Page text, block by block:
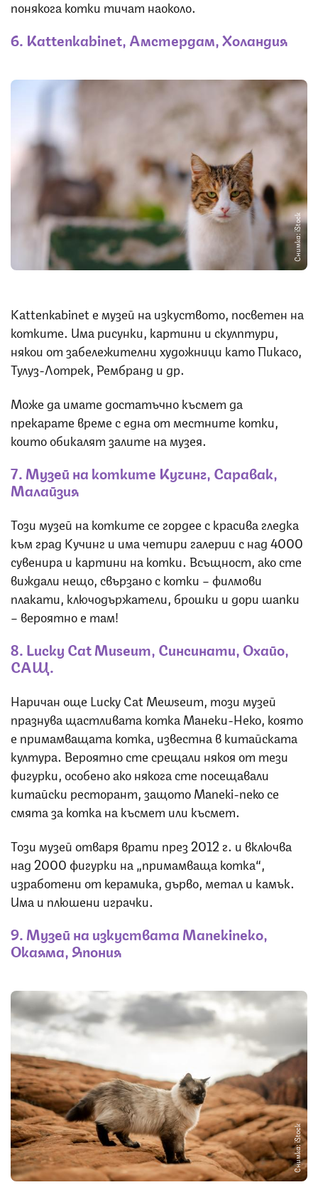
понякога котки тичат наоколо.
6. Kattenkabinet, Амстердам, Холандия
Снимка: iStock
Kattenkabinet е музей на изкуството, посветен на
котките. Има рисунки, картини и скулптури,
някои от забележителни художници като Пикасо,
Тулуз-Лотрек, Рембранд и др.
Може да имате достатъчно късмет да
прекарате време с една от местните котки,
които обикалят залите на музея.
7. Музей на котките Кучинг, Саравак,
Малайзия
Този музей на котките се гордее с красива гледка
към град Кучинг и има четири галерии с над 4000
сувенира и картини на котки. Всъщност, ако сте
виждали нещо, свързано с котки – филмови
плакати, ключодържатели, брошки и дори шапки
– вероятно е там!
8. Lucky Cat Museum, Синсинати, Охайо,
САЩ.
Наричан още Lucky Cat Mewseum, този музей
празнува щастливата котка Манеки-Неко, която
е примамващата котка, известна в китайската
култура. Вероятно сте срещали някоя от тези
фигурки, особено ако някога сте посещавали
китайски ресторант, защотоManeki-nekoсе
смята за котка на късмет или късмет.
Този музей отваря врати през 2012 г. и включва
над 2000 фигурки на „примамваща котка“,
изработени от керамика, дърво, метал и камък.
Има и плюшени играчки.
9. Музей на изкуствата Manekineko,
Окаяма, Япония
Снимка: iStock